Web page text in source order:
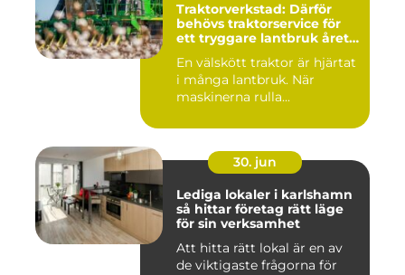
Traktorverkstad: Därför
behövs traktorservice för
ett tryggare lantbruk året
En välskött traktor är hjärtat
i många lantbruk. När
maskinerna rulla...
30. jun
Lediga lokaler i karlshamn
så hittar företag rätt läge
för sin verksamhet
Att hitta rätt lokal är en av
de viktigaste frågorna för